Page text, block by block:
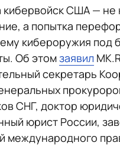
США — не
а попытка
кибероружия под
Об этомзаявил
секретарь
СНГ, доктор
юрист России,
международного